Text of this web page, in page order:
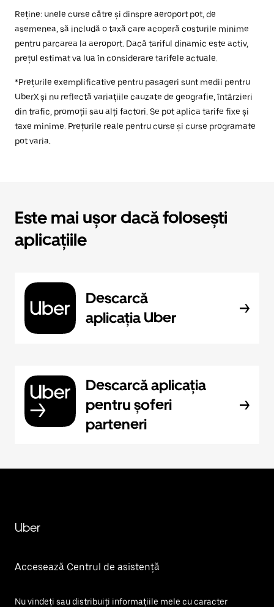
Reține: unele curse către și dinspre aeroport pot, de
asemenea, să includă o taxă care acoperă costurile minime
pentru parcarea la aeroport. Dacă tariful dinamic este activ,
prețul estimat va lua în considerare tarifele actuale.
*Prețurile exemplificative pentru pasageri sunt medii pentru
UberX și nu reflectă variațiile cauzate de geografie, întârzieri
din trafic, promoții sau alți factori. Se pot aplica tarife fixe și
taxe minime. Prețurile reale pentru curse și curse programate
pot varia.
Este mai ușor dacă folosești
aplicațiile
Descarcă
aplicația Uber
Descarcă aplicația
pentru șoferi
parteneri
Uber
Accesează Centrul de asistență
Nu vindeți sau distribuiți informațiile mele cu caracter